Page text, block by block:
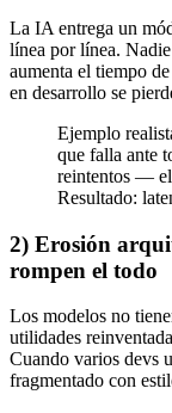
La IA entrega un
línea por línea.
aumenta el tiempo
en desarrollo se
Ejemplo
que falla ante
reintentos —
Resultado:
2) Erosión
rompen el todo
Los modelos no
utilidades
Cuando varios devs
fragmentado con